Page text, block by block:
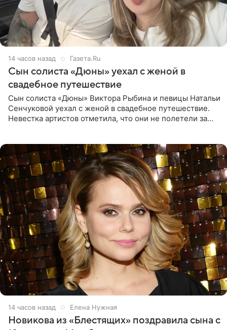
14 часов назад Газета.Ru
Сын солиста «Дюны» уехал с женой в
свадебное путешествие
Сын солиста «Дюны» Виктора Рыбина и певицы Натальи
Сенчуковой уехал с женой в свадебное путешествие.
Невестка артистов отметила, что они не полетели за
14 часов назад Елена Нужная
Новикова из «Блестящих» поздравила сына с